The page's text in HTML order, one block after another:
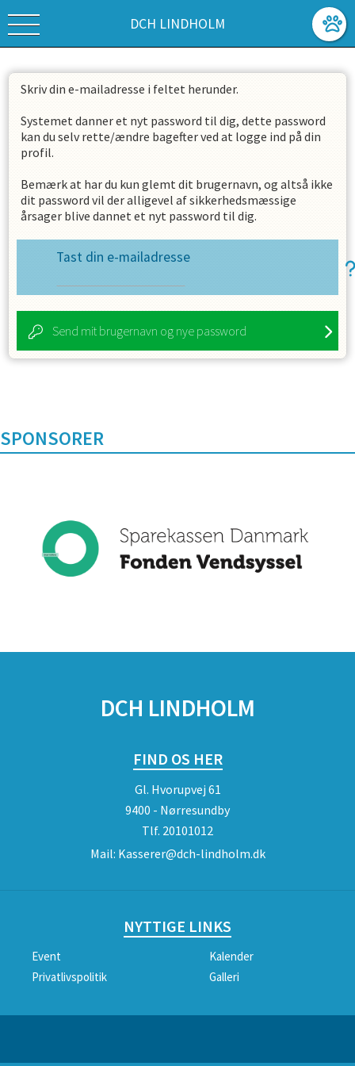
DCH LINDHOLM
Skriv din e-mailadresse i feltet herunder.
Systemet danner et nyt password til dig, dette password
kan du selv rette/ændre bagefter ved at logge ind på din
profil.
Bemærk at har du kun glemt dit brugernavn, og altså ikke
dit password vil der alligevel af sikkerhedsmæssige
årsager blive dannet et nyt password til dig.
Tast din e-mailadresse
Send mit brugernavn og nye password
SPONSORER
DCH LINDHOLM
FIND OS HER
Gl. Hvorupvej 61
9400 - Nørresundby
Tlf. 20101012
Mail: Kasserer@dch-lindholm.dk
NYTTIGE LINKS
Event
Kalender
Privatlivspolitik
Galleri